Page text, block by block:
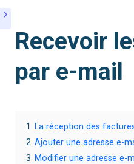
Recevoir
par e-mail
1
La réception des
2 Ajouter une adresse e-
3 Modifier une adresse e-